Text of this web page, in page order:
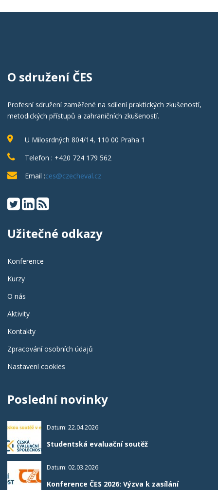
O sdružení ČES
Profesní sdružení zaměřené na sdílení praktických zkušeností,
metodických přístupů a zahraničních zkušeností.
U Milosrdných 804/14, 110 00 Praha 1
Telefon : +420 724 179 562
Email :ces@czecheval.cz
Užitečné odkazy
Konference
Kurzy
O nás
Aktivity
Kontakty
Zpracování osobních údajů
Nastavení cookies
Poslední novinky
Datum: 22.04.2026
Studentská evaluační soutěž
Datum: 02.03.2026
Konference ČES 2026: Výzva k zasílání